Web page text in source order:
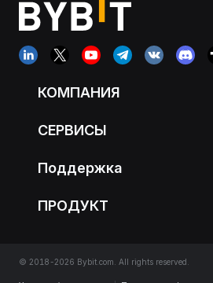
КОМПАНИЯ
СЕРВИСЫ
Поддержка
ПРОДУКТ
© 2018-2026 Bybit.com. All rights reserved.